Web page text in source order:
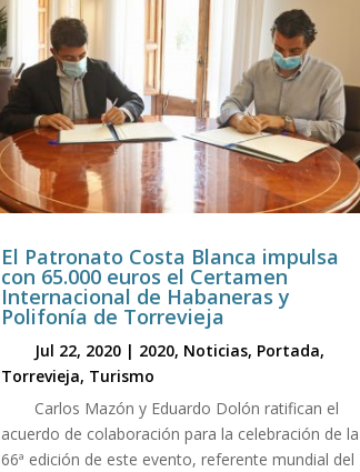
El Patronato Costa Blanca impulsa
con 65.000 euros el Certamen
Internacional de Habaneras y
Polifonía de Torrevieja
Jul 22, 2020 | 2020, Noticias, Portada,
Torrevieja, Turismo
Carlos Mazón y Eduardo Dolón ratifican el
acuerdo de colaboración para la celebración de la
66ª edición de este evento, referente mundial del